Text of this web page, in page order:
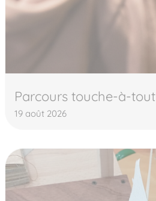
Parcours touche-à-tout
19 août 2026